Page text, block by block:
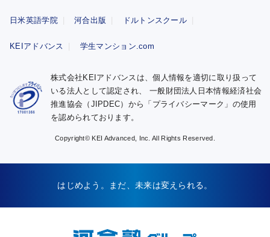
日米英語学院 河合出版 ドルトンスクール
KEIアドバンス 学生マンション.com
株式会社KEIアドバンスは、個人情報を適切に取り扱って
いる法人として認定され、 一般財団法人日本情報経済社会
推進協会（JIPDEC）から「プライバシーマーク」の使用
を認められております。
Copyright© KEI Advanced, Inc. All Rights Reserved.
はじめよう。まだ、未来は変えられる。